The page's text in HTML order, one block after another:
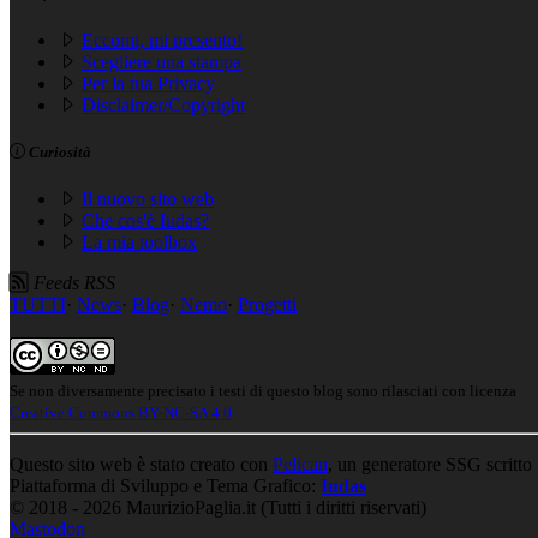
Eccomi, mi presento!
Scegliere una stampa
Per la tua Privacy
Disclaimer/Copyright
Curiosità
Il nuovo sito web
Che cos'è Iudas?
La mia toolbox
Feeds RSS
TUTTI· News· Blog· Nemo· Progetti
Se non diversamente precisato i testi di questo blog sono rilasciati con licenza
Creative Commons BY-NC-SA 4.0
Questo sito web è stato creato con Pelican, un generatore SSG scritto
Piattaforma di Sviluppo e Tema Grafico: Iudas
© 2018 - 2026 MaurizioPaglia.it (Tutti i diritti riservati)
Mastodon